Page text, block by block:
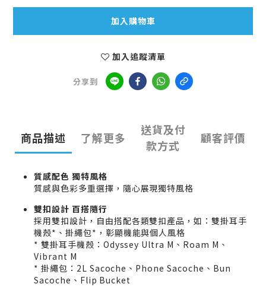
加入購物車
加入追蹤清單
分享到
商品描述 了解更多
送貨及付
款方式
顧客評價
質感配色 獨特風格
質感與色彩多重選擇，隨心展現獨特風格
雙扣設計 百搭隨行
採用雙扣設計，自由搭配各類雙扣產品，如：雙掛耳手
機殼*、掛繩包*，彰顯機能與個人風格
* 雙掛耳手機殼：Odyssey Ultra M、Roam M、
Vibrant M
* 掛繩包：2L Sacoche、Phone Sacoche、Bun
Sacoche、Flip Bucket